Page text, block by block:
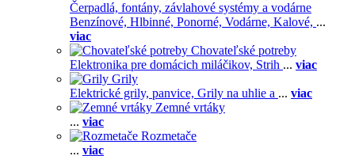
Čerpadlá, fontány, závlahové systémy a vodárne
Benzínové, Hlbinné, Ponorné, Vodárne, Kalové, ...
viac
Chovateľské potreby
Elektronika pre domácich miláčikov, Strih ... viac
Grily
Elektrické grily, panvice, Grily na uhlie a ... viac
Zemné vrtáky
... viac
Rozmetače
... viac